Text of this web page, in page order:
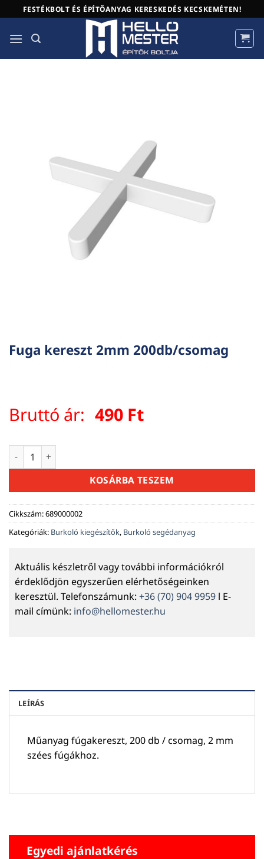
to
content
FESTÉKBOLT ÉS ÉPÍTŐANYAG KERESKEDÉS KECSKEMÉTEN!
Fuga kereszt 2mm 200db/csomag
Bruttó ár: 490 Ft
Fuga kereszt 2mm 200db/csomag mennyiség
KOSÁRBA TESZEM
Cikkszám:689000002
Kategóriák: Burkoló kiegészítők, Burkoló segédanyag
Aktuális készletről vagy további információkról
érdeklődjön egyszerűen elérhetőségeinken
keresztül. Telefonszámunk: +36 (70) 904 9959 l E-
mail címünk: info@hellomester.hu
LEÍRÁS
Műanyag fúgakereszt, 200 db / csomag, 2 mm
szées fúgákhoz.
Egyedi ajánlatkérés